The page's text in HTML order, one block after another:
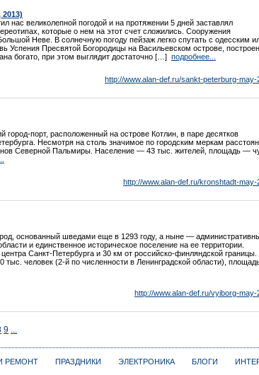
нас великолепной погодой и на протяжении 5 дней заставлял
которые о нем на этот счет сложились. Сооружения
Неве. В солнечную погоду пейзаж легко спутать с одесским
Успения Пресвятой Богородицы на Васильевском острове,
богато, при этом выглядит достаточно […] подробнее...
http://www.alan-def.ru/sankt-peterburg-may-
город-порт, расположенный на острове Котлин, в паре десятков
Несмотря на столь значимое по городским меркам
Северной Пальмиры. Население — 43 тыс. жителей, площадь —
http://www.alan-def.ru/kronshtadt-may-
основанный шведами еще в 1293 году, а ныне —
и единственное историческое поселение на ее территории.
Санкт-Петербурга и 30 км от российско-финляндской границы.
тыс. человек (2-й по численности в Ленинградской области),
http://www.alan-def.ru/vyiborg-may-
9 ...
РЕМОНТ ПРАЗДНИКИ ЭЛЕКТРОНИКА БЛОГИ